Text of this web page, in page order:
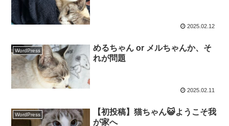
2025.02.12
WordPress
めるちゃん or メルちゃんか、そ
れが問題
2025.02.11
WordPress
【初投稿】猫ちゃん😺ようこそ我
が家へ